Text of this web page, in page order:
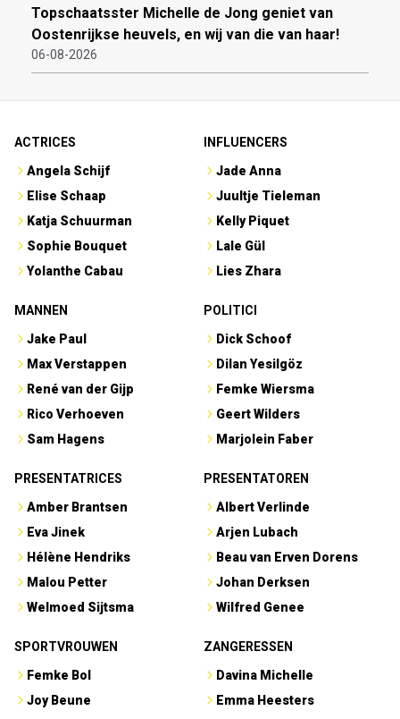
Topschaatsster Michelle de Jong geniet van
Oostenrijkse heuvels, en wij van die van haar!
06-08-2026
ACTRICES
Angela Schijf
Elise Schaap
Katja Schuurman
Sophie Bouquet
Yolanthe Cabau
INFLUENCERS
Jade Anna
Juultje Tieleman
Kelly Piquet
Lale Gül
Lies Zhara
MANNEN
Jake Paul
Max Verstappen
René van der Gijp
Rico Verhoeven
Sam Hagens
POLITICI
Dick Schoof
Dilan Yesilgöz
Femke Wiersma
Geert Wilders
Marjolein Faber
PRESENTATRICES
Amber Brantsen
Eva Jinek
Hélène Hendriks
Malou Petter
Welmoed Sijtsma
PRESENTATOREN
Albert Verlinde
Arjen Lubach
Beau van Erven Dorens
Johan Derksen
Wilfred Genee
SPORTVROUWEN
Femke Bol
Joy Beune
ZANGERESSEN
Davina Michelle
Emma Heesters